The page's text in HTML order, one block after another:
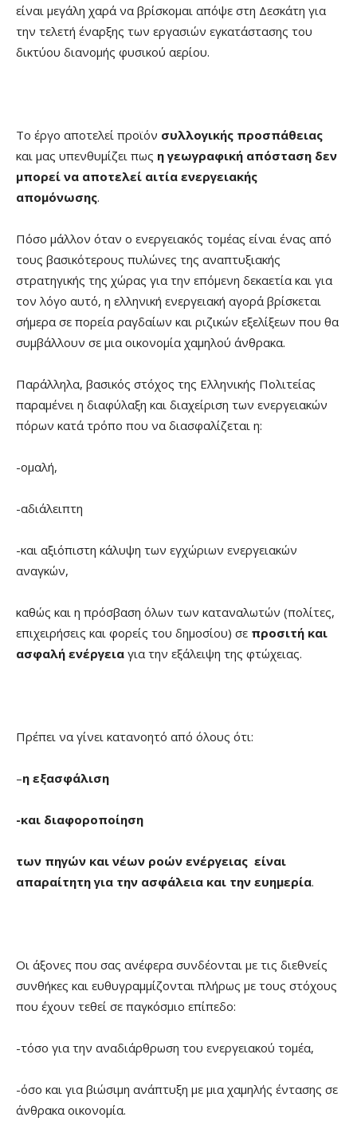
είναι μεγάλη χαρά να βρίσκομαι απόψε στη Δεσκάτη για
την τελετή έναρξης των εργασιών εγκατάστασης του
δικτύου διανομής φυσικού αερίου.
Το έργο αποτελεί προϊόν συλλογικής προσπάθειας
και μας υπενθυμίζει πως η γεωγραφική απόσταση δεν
μπορεί να αποτελεί αιτία ενεργειακής
απομόνωσης.
Πόσο μάλλον όταν ο ενεργειακός τομέας είναι ένας από
τους βασικότερους πυλώνες της αναπτυξιακής
στρατηγικής της χώρας για την επόμενη δεκαετία και για
τον λόγο αυτό, η ελληνική ενεργειακή αγορά βρίσκεται
σήμερα σε πορεία ραγδαίων και ριζικών εξελίξεων που θα
συμβάλλουν σε μια οικονομία χαμηλού άνθρακα.
Παράλληλα, βασικός στόχος της Ελληνικής Πολιτείας
παραμένει η διαφύλαξη και διαχείριση των ενεργειακών
πόρων κατά τρόπο που να διασφαλίζεται η:
-ομαλή,
-αδιάλειπτη
-και αξιόπιστη κάλυψη των εγχώριων ενεργειακών
αναγκών,
καθώς και η πρόσβαση όλων των καταναλωτών (πολίτες,
επιχειρήσεις και φορείς του δημοσίου) σε προσιτή και
ασφαλή ενέργεια για την εξάλειψη της φτώχειας.
Πρέπει να γίνει κατανοητό από όλους ότι:
–η εξασφάλιση
-και διαφοροποίηση
των πηγών και νέων ροών ενέργειας είναι
απαραίτητη για την ασφάλεια και την ευημερία.
Οι άξονες που σας ανέφερα συνδέονται με τις διεθνείς
συνθήκες και ευθυγραμμίζονται πλήρως με τους στόχους
που έχουν τεθεί σε παγκόσμιο επίπεδο:
-τόσο για την αναδιάρθρωση του ενεργειακού τομέα,
-όσο και για βιώσιμη ανάπτυξη με μια χαμηλής έντασης σε
άνθρακα οικονομία.